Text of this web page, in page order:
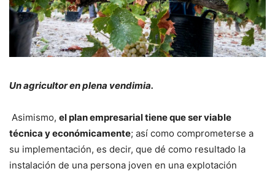
Un agricultor en plena vendimia.
Asimismo, el plan empresarial tiene que ser viable
técnica y económicamente; así como comprometerse a
su implementación, es decir, que dé como resultado la
instalación de una persona joven en una explotación